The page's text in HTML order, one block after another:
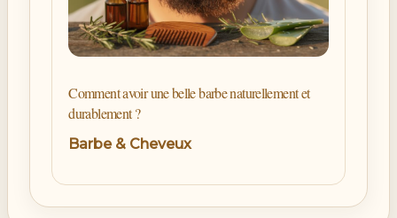
Comment avoir une belle barbe naturellement et
durablement ?
Barbe & Cheveux